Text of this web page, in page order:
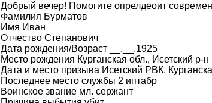
Добрый вечер! Помогите опрелдеоит
Фамилия Бурматов
Имя Иван
Отчество Степанович
Дата рождения/Возраст __.__.1925
Место рождения Курганская обл., Исетский р-н
Дата и место призыва Исетский РВК,
Последнее место службы 2 иптабр
Воинское звание мл. сержант